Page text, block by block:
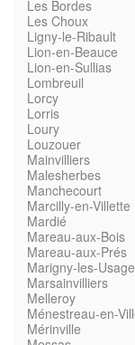
Les Bordes
Les Choux
Ligny-le-Ribault
Lion-en-Beauce
Lion-en-Sullias
Lombreuil
Lorcy
Lorris
Loury
Louzouer
Mainvilliers
Malesherbes
Manchecourt
Marcilly-en-Villette
Mardié
Mareau-aux-Bois
Mareau-aux-Prés
Marigny-les-
Marsainvilliers
Melleroy
Ménestreau-en-
Mérinville